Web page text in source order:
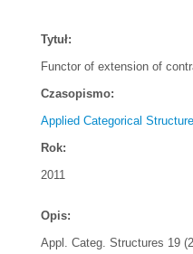
Tytuł:
Functor of extension of
Czasopismo:
Applied Categorical
Rok:
2011
Opis:
Appl. Categ. Structures 19